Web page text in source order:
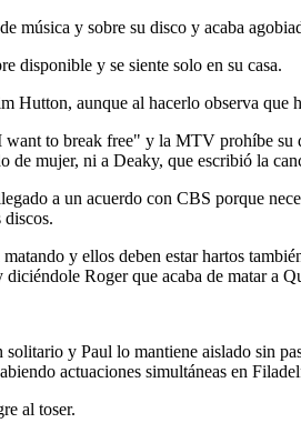
música y sobre su disco y acaba
disponible y se siente solo en su casa.
Hutton, aunque al hacerlo observa que
to break free" y la MTV prohíbe su
de mujer, ni a Deaky, que escribió la
a un acuerdo con CBS porque
y ellos deben estar hartos
diciéndole Roger que acaba de matar a
solitario y Paul lo mantiene aislado sin
actuaciones simultáneas en
al toser.